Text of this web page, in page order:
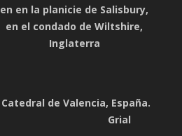
en en la planicie de Salisbury,
en el condado de Wiltshire,
Inglaterra
Catedral de Valencia, España.
Grial